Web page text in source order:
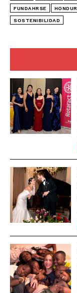
FUNDAHRSE
SOSTENIBILIDAD